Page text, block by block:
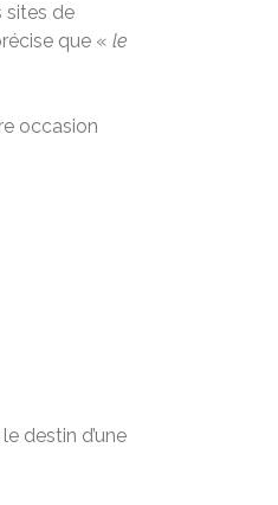
sites de
que « le
occasion
destin d’une